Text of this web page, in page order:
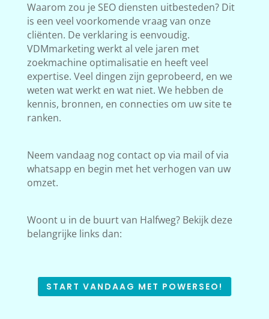
Waarom zou je SEO diensten uitbesteden? Dit
is een veel voorkomende vraag van onze
cliënten. De verklaring is eenvoudig.
VDMmarketing werkt al vele jaren met
zoekmachine optimalisatie en heeft veel
expertise. Veel dingen zijn geprobeerd, en we
weten wat werkt en wat niet. We hebben de
kennis, bronnen, en connecties om uw site te
ranken.
Neem vandaag nog contact op via mail of via
whatsapp en begin met het verhogen van uw
omzet.
Woont u in de buurt van Halfweg? Bekijk deze
belangrijke links dan:
START VANDAAG MET POWERSEO!